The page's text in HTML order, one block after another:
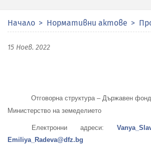
Начало Нормативни актове
15 Ноев. 2022
Отговорна структура – Държавен фонд
Министерство на земеделието
Електронни адреси:
Emiliya_Radeva@dfz.bg